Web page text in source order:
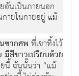
อันเป็นภายนอก
ายในกายอยู่ แม้
ซากศพ ที่เขาทิ้งไว้
มีสีขาวเปรียบด้วย
นี้ ฉันนั้นว่า “แม้